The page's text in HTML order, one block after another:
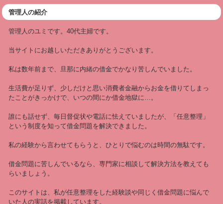
管理人の紹介
管理人のユミです。40代主婦です。
当サイトにお越しいただきありがとうございます。
私は数年前まで、旦那に内緒の借金でかなり苦しんでいました。
生活費が足りず、少しだけと思い消費者金融からお金を借りてしまっ
たことがきっかけで、いつの間にか借金地獄に…。
誰にも話せず、毎日督促状や電話に怯えていましたが、「任意整理」
という制度を知って借金問題を解決できました。
私の経験から言わせてもらうと、ひとりで悩むのは時間の無駄です。
借金問題に苦しんでいるなら、専門家に相談して解決方法を教えても
らいましょう。
このサイトは、私が任意整理をした経験談や同じく借金問題に悩んで
いた人の実話を掲載しています。